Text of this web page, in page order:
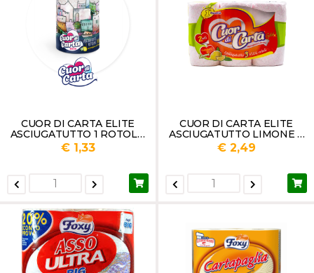
CUOR DI CARTA ELITE
ASCIUGATUTTO 1 ROTOLO
3 VELI AL LIMONE
€ 1,33
CUOR DI CARTA ELITE
ASCIUGATUTTO LIMONE 3
ROTOLI 3 VELI GR 570
€ 2,49